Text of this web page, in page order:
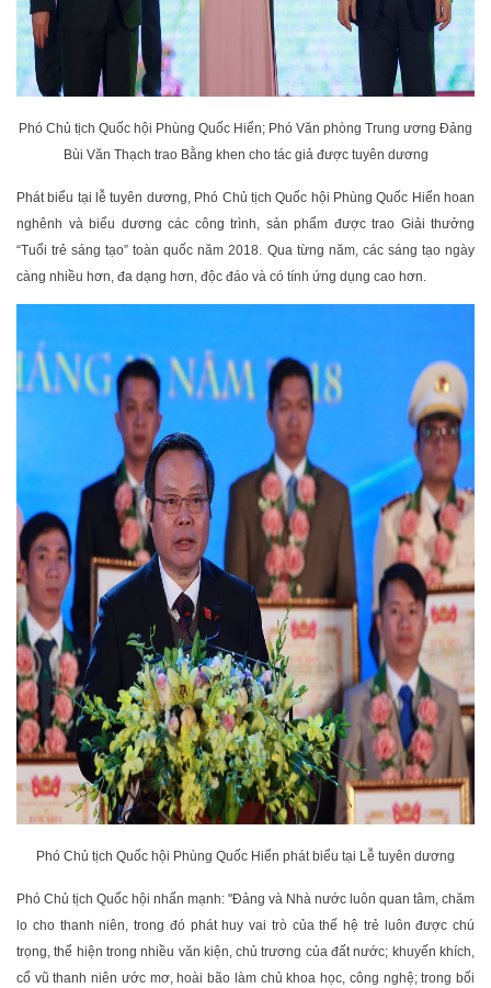
Phó Chủ tịch Quốc hội Phùng Quốc Hiển; Phó Văn phòng Trung ương Đảng
Bùi Văn Thạch trao Bằng khen cho tác giả được tuyên dương
Phát biểu tại lễ tuyên dương, Phó Chủ tịch Quốc hội Phùng Quốc Hiển hoan
nghênh và biểu dương các công trình, sản phẩm được trao Giải thưởng
“Tuổi trẻ sáng tạo” toàn quốc năm 2018. Qua từng năm, các sáng tạo ngày
càng nhiều hơn, đa dạng hơn, độc đáo và có tính ứng dụng cao hơn.
Phó Chủ tịch Quốc hội Phùng Quốc Hiển phát biểu tại Lễ tuyên dương
Phó Chủ tịch Quốc hội nhấn mạnh: "Đảng và Nhà nước luôn quan tâm, chăm
lo cho thanh niên, trong đó phát huy vai trò của thế hệ trẻ luôn được chú
trọng, thể hiện trong nhiều văn kiện, chủ trương của đất nước; khuyến khích,
cổ vũ thanh niên ước mơ, hoài bão làm chủ khoa học, công nghệ; trong bối